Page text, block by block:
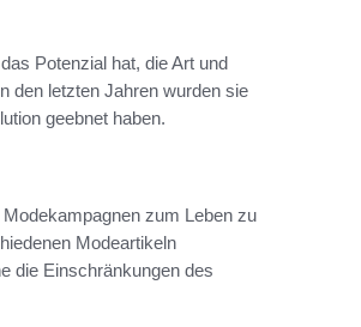
Potenzial hat, die Art und
den letzten Jahren wurden sie
geebnet haben.
zum Leben zu
Modeartikeln
die Einschränkungen des